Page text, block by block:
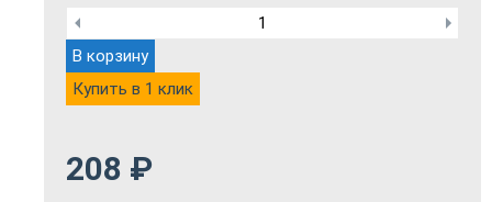
В корзину
Купить в 1 клик
208 ₽